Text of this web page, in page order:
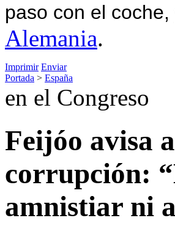
paso con el
Alemania.
Imprimir Enviar
Portada > España
en el Congreso
Feijóo avisa
corrupción:
amnistiar ni